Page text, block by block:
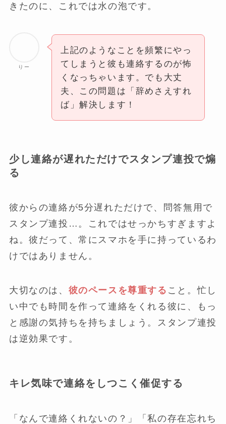
きたのに、これでは水の泡です。
りー
上記のようなことを頻繁にやっ
てしまうと彼も連絡するのが怖
くなっちゃいます。でも大丈
夫、この問題は「辞めさえすれ
ば」解決します！
少し連絡が遅れただけでスタンプ連投で煽
る
彼からの連絡が5分遅れただけで、問答無用で
スタンプ連投…。これではせっかちすぎますよ
ね。彼だって、常にスマホを手に持っているわ
けではありません。
大切なのは、 彼のペースを尊重する こと。忙し
い中でも時間を作って連絡をくれる彼に、もっ
と感謝の気持ちを持ちましょう。スタンプ連投
は逆効果です。
キレ気味で連絡をしつこく催促する
「なんで連絡くれないの？」「私の存在忘れち